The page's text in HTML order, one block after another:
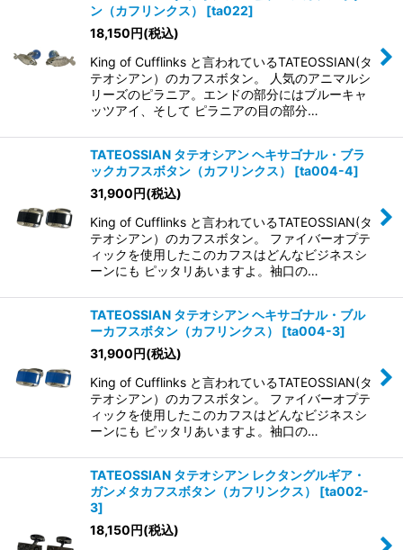
ン（カフリンクス）
[ta022]
18,150円(税込)
King of Cufflinks と言われているTATEOSSIAN(タ
テオシアン）のカフスボタン。 人気のアニマルシ
リーズのピラニア。エンドの部分にはブルーキャ
ッツアイ、そして ピラニアの目の部分…
TATEOSSIAN タテオシアン ヘキサゴナル・ブラ
ックカフスボタン（カフリンクス）
[ta004-4]
31,900円(税込)
King of Cufflinks と言われているTATEOSSIAN(タ
テオシアン）のカフスボタン。 ファイバーオプテ
ィックを使用したこのカフスはどんなビジネスシ
ーンにも ピッタリあいますよ。袖口の…
TATEOSSIAN タテオシアン ヘキサゴナル・ブル
ーカフスボタン（カフリンクス）
[ta004-3]
31,900円(税込)
King of Cufflinks と言われているTATEOSSIAN(タ
テオシアン）のカフスボタン。 ファイバーオプテ
ィックを使用したこのカフスはどんなビジネスシ
ーンにも ピッタリあいますよ。袖口の…
TATEOSSIAN タテオシアン レクタングルギア・
ガンメタカフスボタン（カフリンクス）
[ta002-
3]
18,150円(税込)